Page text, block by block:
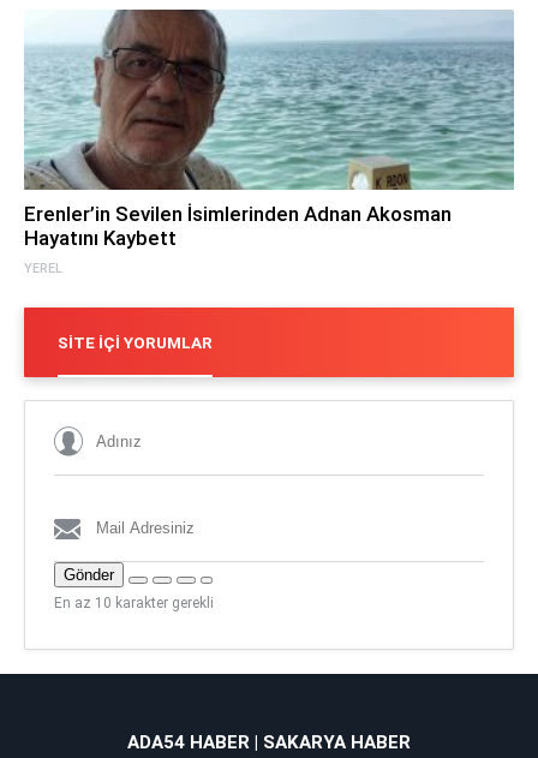
YEREL
Erenler’in Sevilen İsimlerinden Adnan Akosman
Hayatını Kaybett
SITE İÇI YORUMLAR
Gönder
En az 10 karakter gerekli
ADA54 HABER | SAKARYA HABER